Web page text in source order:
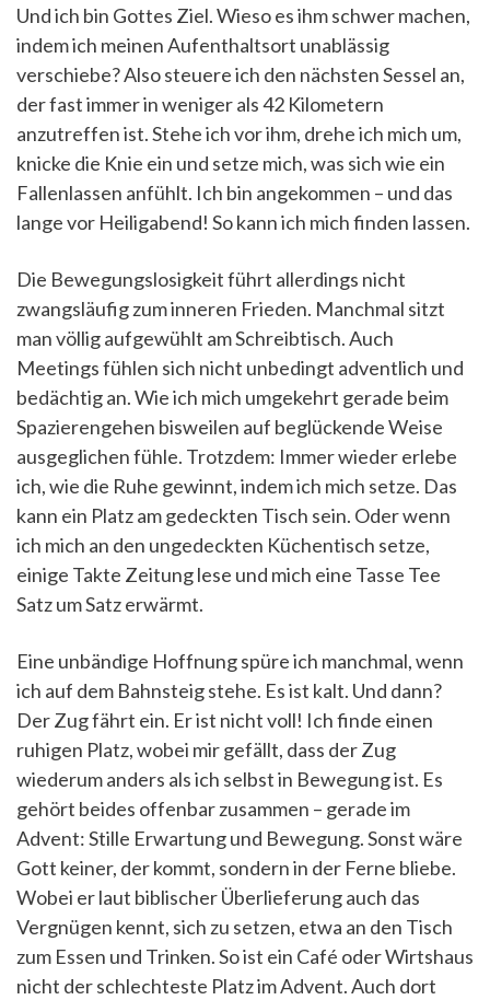
Und ich bin Gottes Ziel. Wieso es ihm schwer machen,
indem ich meinen Aufenthaltsort unablässig
verschiebe? Also steuere ich den nächsten Sessel an,
der fast immer in weniger als 42 Kilometern
anzutreffen ist. Stehe ich vor ihm, drehe ich mich um,
knicke die Knie ein und setze mich, was sich wie ein
Fallenlassen anfühlt. Ich bin angekommen – und das
lange vor Heiligabend! So kann ich mich finden lassen.
Die Bewegungslosigkeit führt allerdings nicht
zwangsläufig zum inneren Frieden. Manchmal sitzt
man völlig aufgewühlt am Schreibtisch. Auch
Meetings fühlen sich nicht unbedingt adventlich und
bedächtig an. Wie ich mich umgekehrt gerade beim
Spazierengehen bisweilen auf beglückende Weise
ausgeglichen fühle. Trotzdem: Immer wieder erlebe
ich, wie die Ruhe gewinnt, indem ich mich setze. Das
kann ein Platz am gedeckten Tisch sein. Oder wenn
ich mich an den ungedeckten Küchentisch setze,
einige Takte Zeitung lese und mich eine Tasse Tee
Satz um Satz erwärmt.
Eine unbändige Hoffnung spüre ich manchmal, wenn
ich auf dem Bahnsteig stehe. Es ist kalt. Und dann?
Der Zug fährt ein. Er ist nicht voll! Ich finde einen
ruhigen Platz, wobei mir gefällt, dass der Zug
wiederum anders als ich selbst in Bewegung ist. Es
gehört beides offenbar zusammen – gerade im
Advent: Stille Erwartung und Bewegung. Sonst wäre
Gott keiner, der kommt, sondern in der Ferne bliebe.
Wobei er laut biblischer Überlieferung auch das
Vergnügen kennt, sich zu setzen, etwa an den Tisch
zum Essen und Trinken. So ist ein Café oder Wirtshaus
nicht der schlechteste Platz im Advent. Auch dort